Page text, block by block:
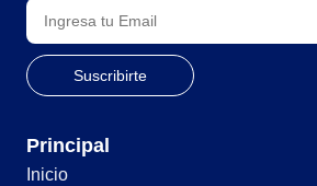
Principal
Inicio